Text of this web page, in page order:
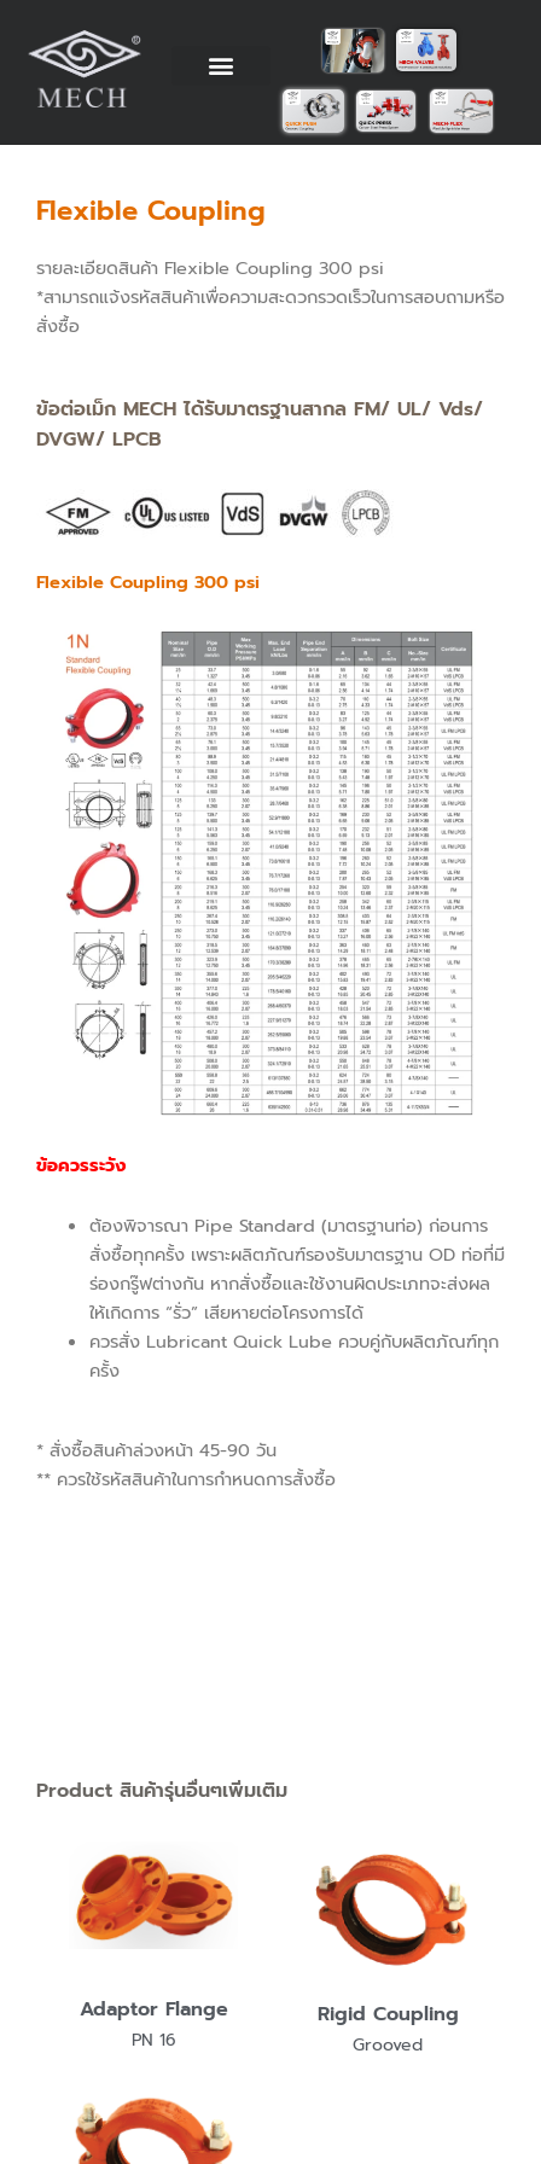
content
Flexible Coupling
รายละเอียดสินค้า Flexible Coupling 300 psi
*สามารถแจ้งรหัสสินค้าเพื่อความสะดวกรวดเร็วในการสอบถามหรือ
สั่งซื้อ
ข้อต่อเม็ก MECH ได้รับมาตรฐานสากล FM/ UL/ Vds/
DVGW/ LPCB
Flexible Coupling 300 psi
ข้อควรระวัง
ต้องพิจารณา Pipe Standard (มาตรฐานท่อ) ก่อนการ
สั่งซื้อทุกครั้ง เพราะผลิตภัณฑ์รองรับมาตรฐาน OD ท่อที่มี
ร่องกรู๊ฟต่างกัน หากสั่งซื้อและใช้งานผิดประเภทจะส่งผล
ให้เกิดการ “รั่ว” เสียหายต่อโครงการได้
ควรสั่ง Lubricant Quick Lube ควบคู่กับผลิตภัณฑ์ทุก
ครั้ง
* สั่งซื้อสินค้าล่วงหน้า 45-90 วัน
** ควรใช้รหัสสินค้าในการกำหนดการสั้งซื้อ
Product สินค้ารุ่นอื่นๆเพิ่มเติม
Adaptor Flange
PN 16
Rigid Coupling
Grooved